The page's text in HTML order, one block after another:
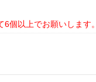
個以上でお願いします。